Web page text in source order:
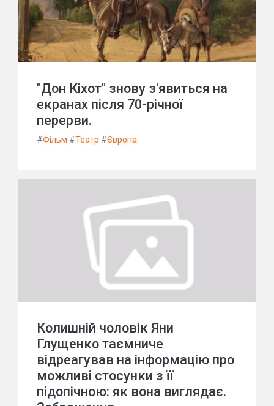
"Дон Кіхот" знову з'явиться на
екранах після 70-річної
перерви.
#Фільм #Театр #Європа
Колишній чоловік Яни
Глущенко таємниче
відреагував на інформацію про
можливі стосунки з її
підопічною: як вона виглядає.